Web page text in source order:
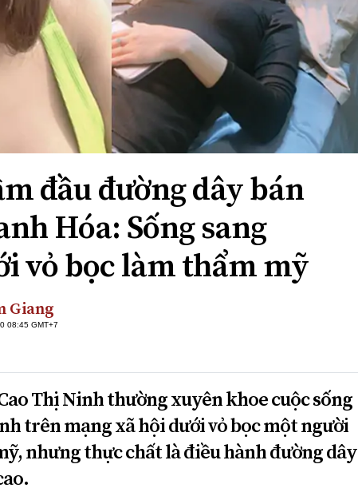
đầu đường dây bán
Hóa: Sống sang
vỏ bọc làm thẩm mỹ
Giang
08:45 GMT+7
Thị Ninh thường xuyên khoe cuộc sống
trên mạng xã hội dưới vỏ bọc một người
nhưng thực chất là điều hành đường dây